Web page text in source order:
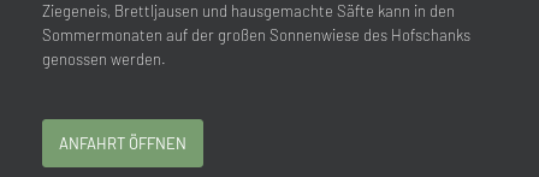
Ziegeneis, Brettljausen und hausgemachte Säfte kann in den
Sommermonaten auf der großen Sonnenwiese des Hofschanks
genossen werden.
ANFAHRT ÖFFNEN